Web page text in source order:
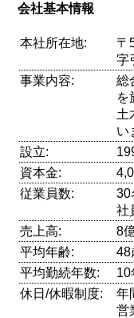
会社基本情報
本社所在地:
〒
字
事業内容:
総
を
土
い
設立:
資本金:
従業員数:
30
社
売上高:
8
平均年齢:
平均勤続年数:
10
休日/休暇制度:
年
営